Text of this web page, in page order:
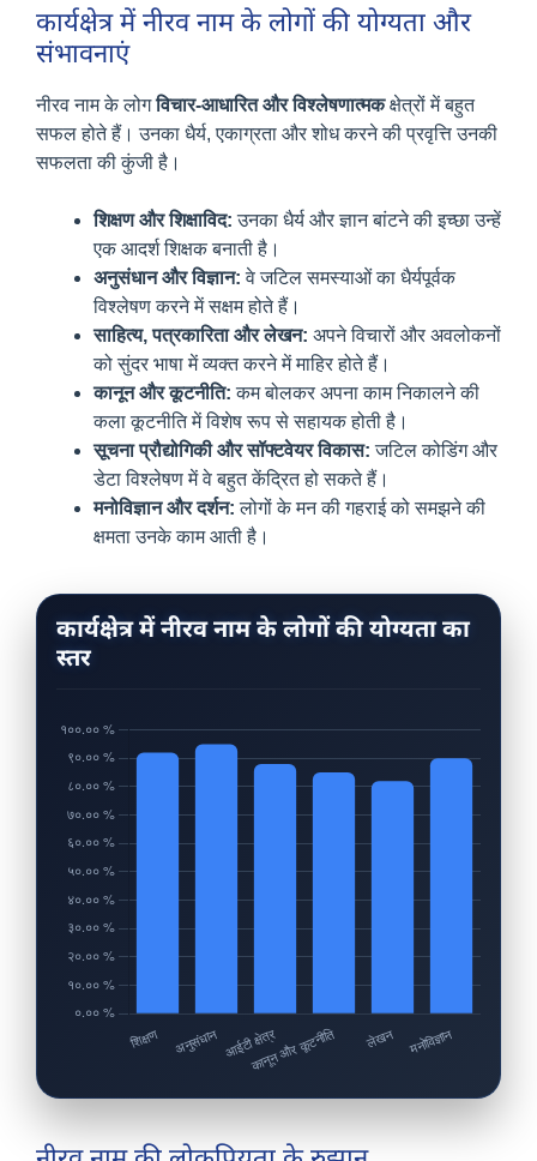
कार्यक्षेत्र में नीरव नाम के लोगों की योग्यता और
संभावनाएं
नीरव नाम के लोगविचार-आधारित और विश्लेषणात्मकक्षेत्रों में बहुत
सफल होते हैं। उनका धैर्य, एकाग्रता और शोध करने की प्रवृत्ति उनकी
सफलता की कुंजी है।
शिक्षण और शिक्षाविद: उनका धैर्य और ज्ञान बांटने की इच्छा उन्हें
एक आदर्श शिक्षक बनाती है।
अनुसंधान और विज्ञान: वे जटिल समस्याओं का धैर्यपूर्वक
विश्लेषण करने में सक्षम होते हैं।
साहित्य, पत्रकारिता और लेखन: अपने विचारों और अवलोकनों
को सुंदर भाषा में व्यक्त करने में माहिर होते हैं।
कानून और कूटनीति: कम बोलकर अपना काम निकालने की
कला कूटनीति में विशेष रूप से सहायक होती है।
सूचना प्रौद्योगिकी और सॉफ्टवेयर विकास: जटिल कोडिंग और
डेटा विश्लेषण में वे बहुत केंद्रित हो सकते हैं।
मनोविज्ञान और दर्शन: लोगों के मन की गहराई को समझने की
क्षमता उनके काम आती है।
कार्यक्षेत्र में नीरव नाम के लोगों की योग्यता का
स्तर